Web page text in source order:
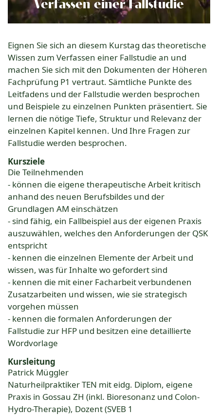
Praxisführung
Politik & Gesetze
Bildung
Karriere & Jobs
Aktuelle Veranstaltungen
Aktuelles
Suchverzeichnisse
Verfassen einer Fallstudie
Eignen Sie sich an diesem Kurstag das theoretische
Wissen zum Verfassen einer Fallstudie an und
machen Sie sich mit den Dokumenten der Höheren
Fachprüfung P1 vertraut. Sämtliche Punkte des
Leitfadens und der Fallstudie werden besprochen
und Beispiele zu einzelnen Punkten präsentiert. Sie
lernen die nötige Tiefe, Struktur und Relevanz der
einzelnen Kapitel kennen. Und Ihre Fragen zur
Fallstudie werden besprochen.
Kursziele
Die Teilnehmenden
- können die eigene therapeutische Arbeit kritisch
anhand des neuen Berufsbildes und der
Grundlagen AM einschätzen
- sind fähig, ein Fallbeispiel aus der eigenen Praxis
auszuwählen, welches den Anforderungen der QSK
entspricht
- kennen die einzelnen Elemente der Arbeit und
wissen, was für Inhalte wo gefordert sind
- kennen die mit einer Facharbeit verbundenen
Zusatzarbeiten und wissen, wie sie strategisch
vorgehen müssen
- kennen die formalen Anforderungen der
Fallstudie zur HFP und besitzen eine detaillierte
Wordvorlage
Kursleitung
Patrick Müggler
Naturheilpraktiker TEN mit eidg. Diplom, eigene
Praxis in Gossau ZH (inkl. Bioresonanz und Colon-
Hydro-Therapie), Dozent (SVEB 1